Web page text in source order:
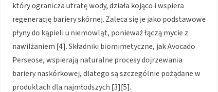
który ogranicza utratę wody, działa kojąco i wspiera
regenerację bariery skórnej. Zaleca się je jako podstawowe
płyny do kąpieli u niemowląt, ponieważ łączą mycie z
nawilżaniem [4]. Składniki biomimetyczne, jak Avocado
Perseose, wspierają naturalne procesy dojrzewania
bariery naskórkowej, dlatego są szczególnie pożądane w
produktach dla najmłodszych [3][5].